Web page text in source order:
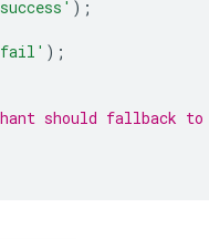
);
);
should fallback